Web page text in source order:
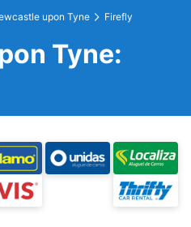
upon Tyne Firefly
Tyne: